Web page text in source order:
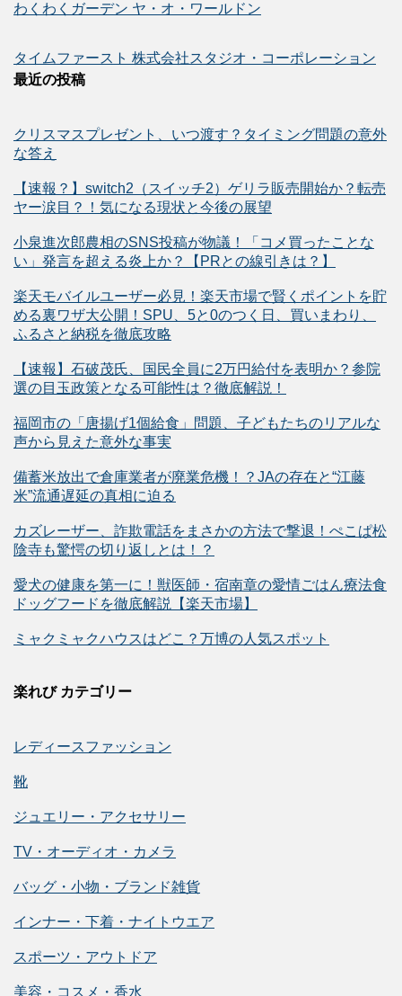
わくわくガーデン ヤ・オ・ワールドン
タイムファースト 株式会社スタジオ・コーポレーション
最近の投稿
クリスマスプレゼント、いつ渡す？タイミング問題の意外
な答え
【速報？】switch2（スイッチ2）ゲリラ販売開始か？転売
ヤー涙目？！気になる現状と今後の展望
小泉進次郎農相のSNS投稿が物議！「コメ買ったことな
い」発言を超える炎上か？【PRとの線引きは？】
楽天モバイルユーザー必見！楽天市場で賢くポイントを貯
める裏ワザ大公開！SPU、5と0のつく日、買いまわり、
ふるさと納税を徹底攻略
【速報】石破茂氏、国民全員に2万円給付を表明か？参院
選の目玉政策となる可能性は？徹底解説！
福岡市の「唐揚げ1個給食」問題、子どもたちのリアルな
声から見えた意外な事実
備蓄米放出で倉庫業者が廃業危機！？JAの存在と“江藤
米”流通遅延の真相に迫る
カズレーザー、詐欺電話をまさかの方法で撃退！ぺこぱ松
陰寺も驚愕の切り返しとは！？
愛犬の健康を第一に！獣医師・宿南章の愛情ごはん療法食
ドッグフードを徹底解説【楽天市場】
ミャクミャクハウスはどこ？万博の人気スポット
楽れび カテゴリー
レディースファッション
靴
ジュエリー・アクセサリー
TV・オーディオ・カメラ
バッグ・小物・ブランド雑貨
インナー・下着・ナイトウエア
スポーツ・アウトドア
美容・コスメ・香水